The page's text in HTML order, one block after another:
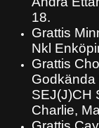
18.
Grattis
Nkl
Grattis
Godkända
SEJ(J)CH
Charlie,